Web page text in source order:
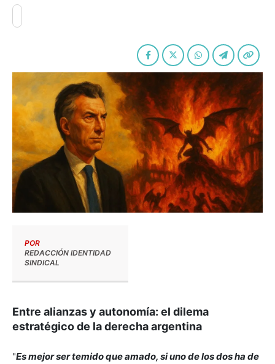
POR
REDACCIÓN IDENTIDAD
SINDICAL
Entre alianzas y autonomía: el dilema
estratégico de la derecha argentina
"Es mejor ser temido que amado, si uno de los dos ha de